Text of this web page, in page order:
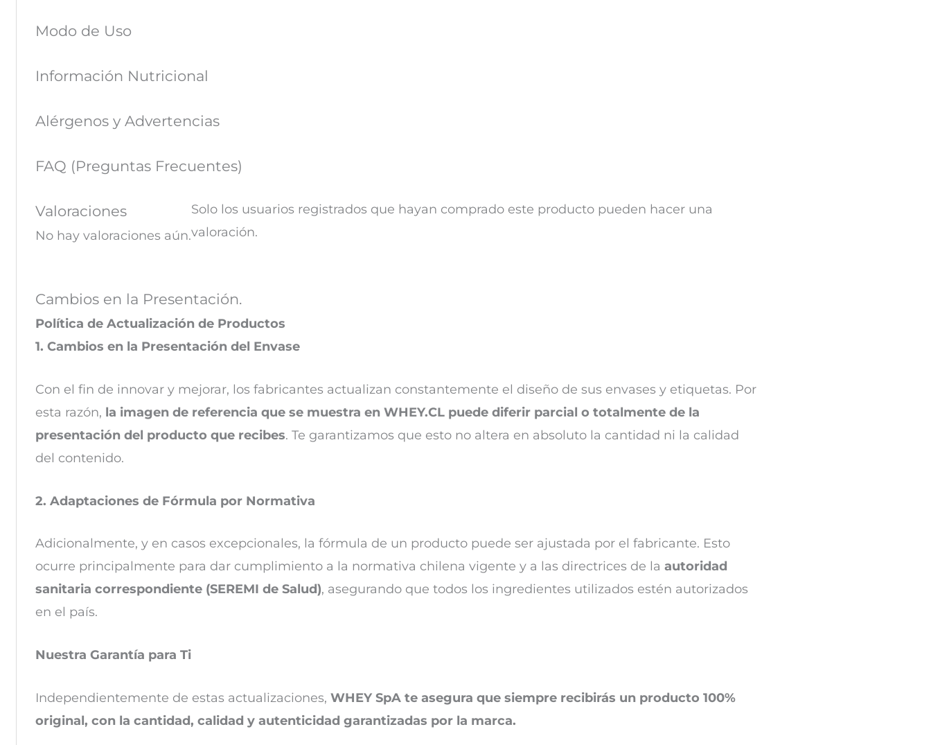
Modo de Uso
Información Nutricional
Alérgenos y Advertencias
FAQ (Preguntas Frecuentes)
Valoraciones
No hay valoraciones aún.
Solo los usuarios registrados que hayan comprado este producto pueden hacer una
valoración.
Cambios en la Presentación.
Política de Actualización de Productos
1. Cambios en la Presentación del Envase
Con el fin de innovar y mejorar, los fabricantes actualizan constantemente el diseño de sus envases y etiquetas. Por
esta razón, la imagen de referencia que se muestra en WHEY.CL puede diferir parcial o totalmente de la
presentación del producto que recibes. Te garantizamos que esto no altera en absoluto la cantidad ni la calidad
del contenido.
2. Adaptaciones de Fórmula por Normativa
Adicionalmente, y en casos excepcionales, la fórmula de un producto puede ser ajustada por el fabricante. Esto
ocurre principalmente para dar cumplimiento a la normativa chilena vigente y a las directrices de la autoridad
sanitaria correspondiente (SEREMI de Salud), asegurando que todos los ingredientes utilizados estén autorizados
en el país.
Nuestra Garantía para Ti
Independientemente de estas actualizaciones, WHEY SpA te asegura que siempre recibirás un producto 100%
original, con la cantidad, calidad y autenticidad garantizadas por la marca.